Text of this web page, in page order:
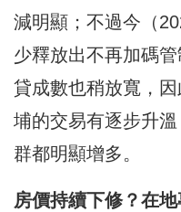
減明顯；不過今（
少釋放出不再加碼
貸成數也稍放寬，
埔的交易有逐步升
群都明顯增多。
房價持續下修？在